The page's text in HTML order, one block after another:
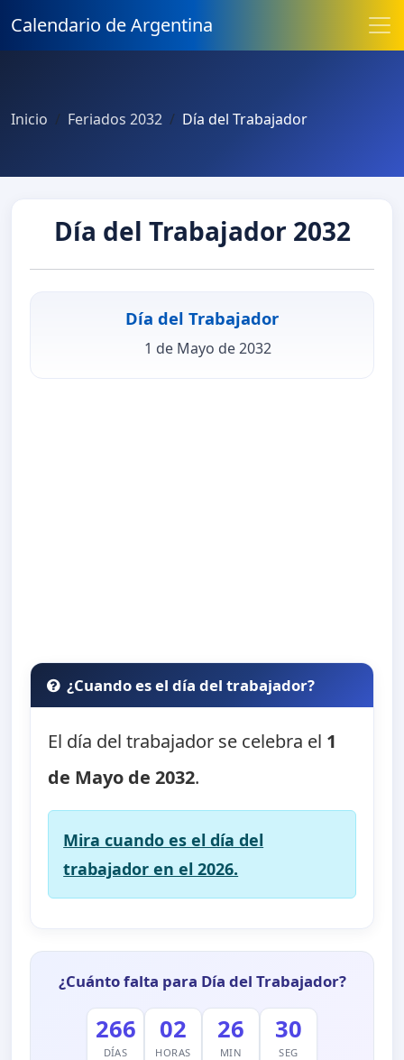
Calendario de Argentina
Inicio Feriados 2032 Día del Trabajador
Día del Trabajador 2032
Día del Trabajador
1 de Mayo de 2032
¿Cuando es el día del trabajador?
El día del trabajador se celebra el 1
de Mayo de 2032.
Mira cuando es el día del
trabajador en el 2026.
¿Cuánto falta para Día del Trabajador?
266
DÍAS
02
HORAS
26
MIN
29
SEG